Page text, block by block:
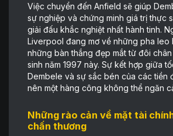
Việc chuyển đến Anfield sẽ giúp
sự nghiệp và chứng minh giá trị thực
giải đấu khắc nghiệt nhất hành tinh.
Liverpool đang mơ về những pha leo
những bàn thắng đẹp mắt từ đôi
sinh năm 1997 này. Sự kết hợp giữa
Dembele và sự sắc bén của các tiền
nên một hàng công không thể ngăn
Những rào cản về mặt tài
chấn thương